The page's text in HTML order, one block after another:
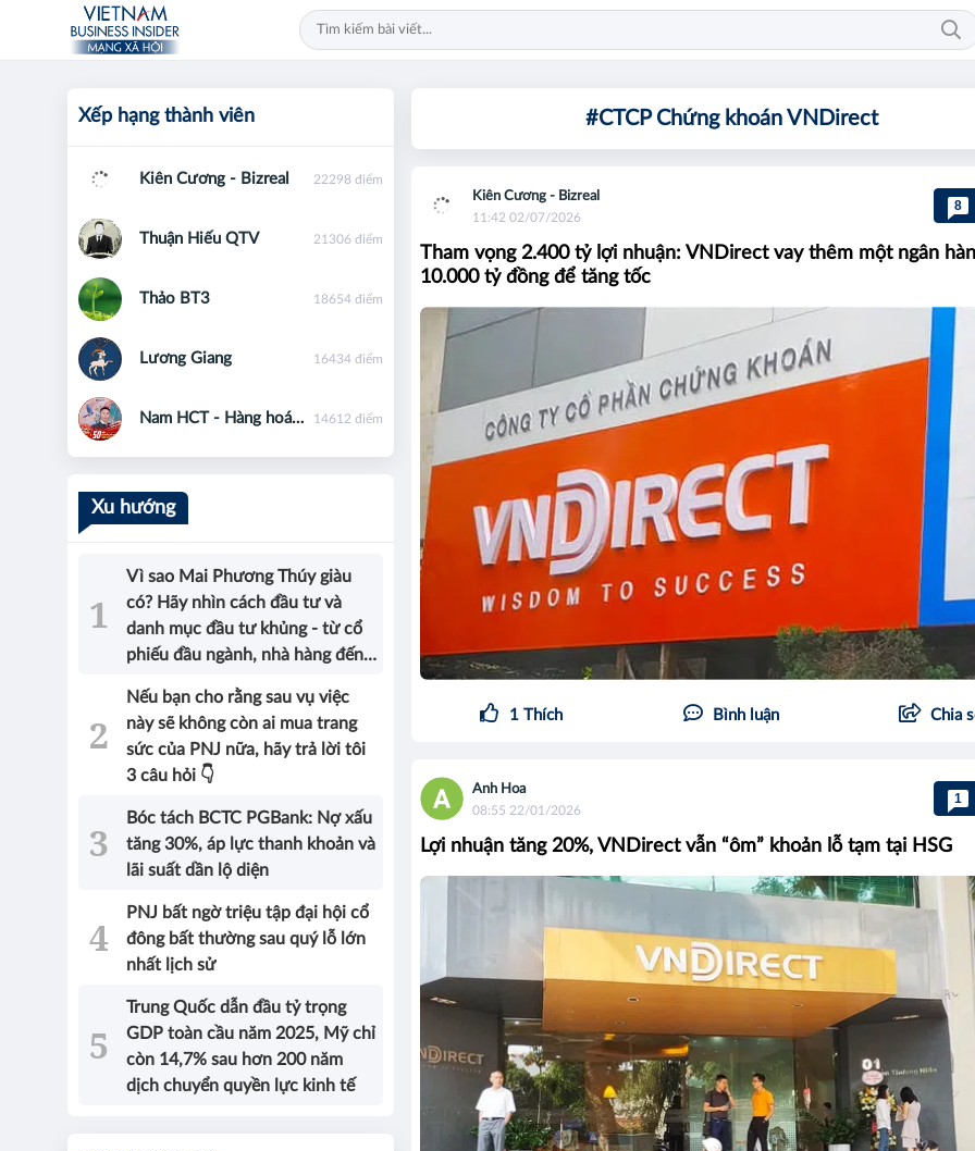
#CTCP Chứng khoán VNDirect
Kiên Cương - Bizreal
11:42 02/07/2026
8
Tham vọng 2.400 tỷ lợi nhuận: VNDirect vay thêm một ngân
10.000 tỷ đồng để tăng tốc
1 Thích Bình luận Chia
Anh Hoa
08:55 22/01/2026
1
Lợi nhuận tăng 20%, VNDirect vẫn “ôm” khoản lỗ tạm tại HSG
Xếp hạng thành viên
Kiên Cương - Bizreal 22298 điểm
Thuận Hiếu QTV 21306 điểm
Thảo BT3 18654 điểm
Lương Giang 16434 điểm
Nam HCT - Hàng hoá phái sinh - 0867091553 14612 điểm
Xu hướng
Vì sao Mai Phương Thúy giàu
có? Hãy nhìn cách đầu tư và
danh mục đầu tư khủng - từ cổ
phiếu đầu ngành, nhà hàng đến
được câu trả lời!
Nếu bạn cho rằng sau vụ việc
này sẽ không còn ai mua trang
sức của PNJ nữa, hãy trả lời tôi
3 câu hỏi 👇
Bóc tách BCTC PGBank: Nợ xấu
tăng 30%, áp lực thanh khoản và
lãi suất dần lộ diện
PNJ bất ngờ triệu tập đại hội cổ
đông bất thường sau quý lỗ lớn
nhất lịch sử
Trung Quốc dẫn đầu tỷ trọng
GDP toàn cầu năm 2025, Mỹ chỉ
còn 14,7% sau hơn 200 năm
dịch chuyển quyền lực kinh tế